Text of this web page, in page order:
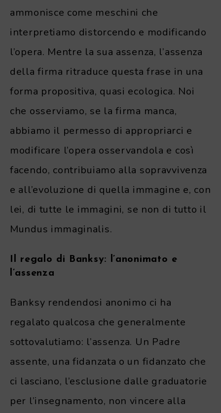
ammonisce come meschini che
interpretiamo distorcendo e modificando
l’opera. Mentre la sua assenza, l’assenza
della firma ritraduce questa frase in una
forma propositiva, quasi ecologica. Noi
che osserviamo, se la firma manca,
abbiamo il permesso di appropriarci e
modificare l’opera osservandola e così
facendo, contribuiamo alla sopravvivenza
e all’evoluzione di quella immagine e, con
lei, di tutte le immagini, se non di tutto il
Mundus immaginalis.
Il regalo di Banksy: l’anonimato e
l’assenza
Banksy rendendosi anonimo ci ha
regalato qualcosa che generalmente
sottovalutiamo: l’assenza. Un Padre
assente, una fidanzata o un fidanzato che
ci lasciano, l’esclusione dalle graduatorie
per l’insegnamento, non vincere alla